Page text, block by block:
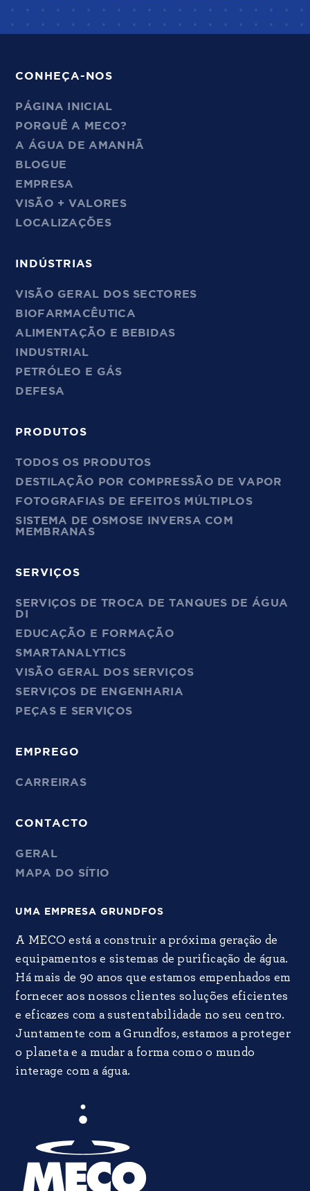
CONHEÇA-NOS
PÁGINA INICIAL
PORQUÊ A MECO?
A ÁGUA DE AMANHÃ
BLOGUE
EMPRESA
VISÃO + VALORES
LOCALIZAÇÕES
INDÚSTRIAS
VISÃO GERAL DOS SECTORES
BIOFARMACÊUTICA
ALIMENTAÇÃO E BEBIDAS
INDUSTRIAL
PETRÓLEO E GÁS
DEFESA
PRODUTOS
TODOS OS PRODUTOS
DESTILAÇÃO POR COMPRESSÃO DE VAPOR
FOTOGRAFIAS DE EFEITOS MÚLTIPLOS
SISTEMA DE OSMOSE INVERSA COM
MEMBRANAS
SERVIÇOS
SERVIÇOS DE TROCA DE TANQUES DE ÁGUA
DI
EDUCAÇÃO E FORMAÇÃO
SMARTANALYTICS
VISÃO GERAL DOS SERVIÇOS
SERVIÇOS DE ENGENHARIA
PEÇAS E SERVIÇOS
EMPREGO
CARREIRAS
CONTACTO
GERAL
MAPA DO SÍTIO
UMA EMPRESA GRUNDFOS
A MECO está a construir a próxima geração de
equipamentos e sistemas de purificação de água.
Há mais de 90 anos que estamos empenhados em
fornecer aos nossos clientes soluções eficientes
e eficazes com a sustentabilidade no seu centro.
Juntamente com a Grundfos, estamos a proteger
o planeta e a mudar a forma como o mundo
interage com a água.